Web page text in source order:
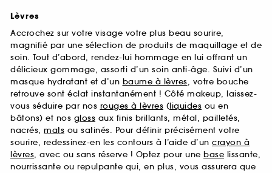
Lèvres
Accrochez sur votre visage votre plus beau sourire,
magnifié par une sélection de produits de maquillage et de
soin. Tout d’abord, rendez-lui hommage en lui offrant un
délicieux gommage, assorti d’un soin anti-âge. Suivi d’un
masque hydratant et d’un baume à lèvres, votre bouche
retrouve sont éclat instantanément ! Côté makeup, laissez-
vous séduire par nos rouges à lèvres (liquides ou en
bâtons) et nos gloss aux finis brillants, métal, pailletés,
nacrés, mats ou satinés. Pour définir précisément votre
sourire, redessinez-en les contours à l’aide d’un crayon à
lèvres, avec ou sans réserve ! Optez pour une base lissante,
nourrissante ou repulpante qui, en plus, vous assurera que